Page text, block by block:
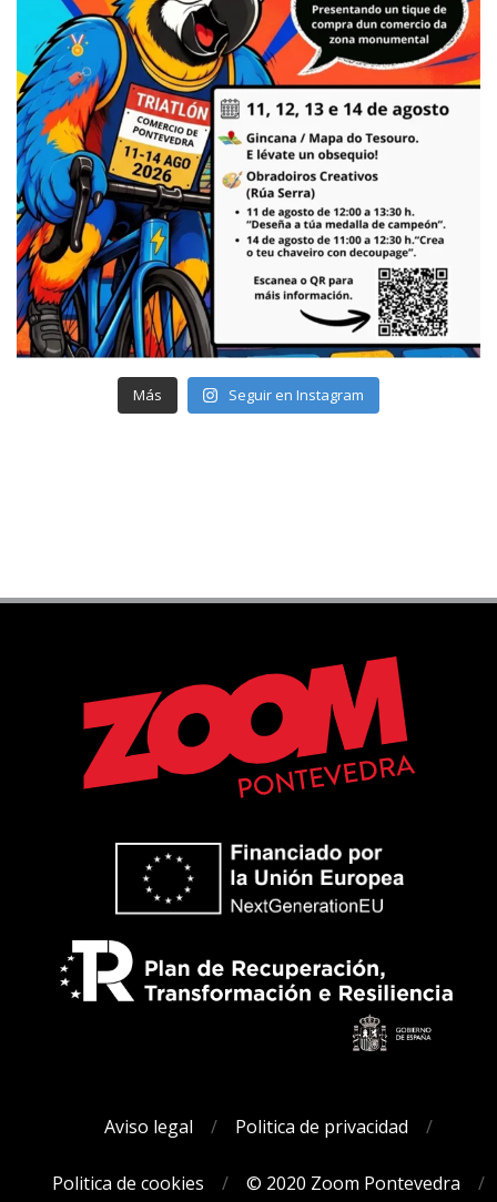
Más Seguir en Instagram
Aviso legal Politica de privacidad
Politica de cookies © 2020 Zoom Pontevedra